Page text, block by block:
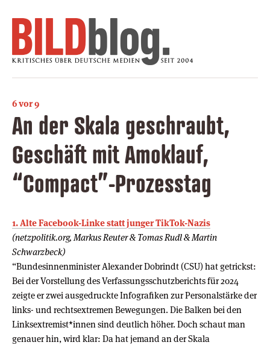
6 vor 9
An der Skala geschraubt,
Geschäft mit Amoklauf,
“Compact”-Prozesstag
1. Alte Facebook-Linke statt junger TikTok-Nazis
(netzpolitik.org, Markus Reuter & Tomas Rudl & Martin
Schwarzbeck)
“Bundesinnenminister Alexander Dobrindt (CSU) hat getrickst:
Bei der Vorstellung des Verfassungsschutzberichts für 2024
zeigte er zwei ausgedruckte Infografiken zur Personalstärke der
links- und rechtsextremen Bewegungen. Die Balken bei den
Linksextremist*innen sind deutlich höher. Doch schaut man
genauer hin, wird klar: Da hat jemand an der Skala